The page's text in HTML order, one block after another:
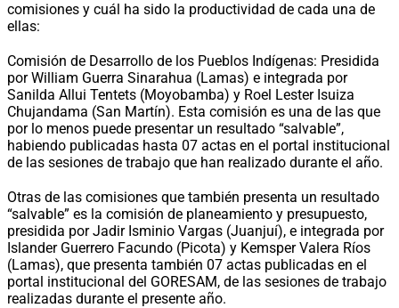
comisiones y cuál ha sido la productividad de cada una de
ellas:
Comisión de Desarrollo de los Pueblos Indígenas: Presidida
por William Guerra Sinarahua (Lamas) e integrada por
Sanilda Allui Tentets (Moyobamba) y Roel Lester Isuiza
Chujandama (San Martín). Esta comisión es una de las que
por lo menos puede presentar un resultado “salvable”,
habiendo publicadas hasta 07 actas en el portal institucional
de las sesiones de trabajo que han realizado durante el año.
Otras de las comisiones que también presenta un resultado
“salvable” es la comisión de planeamiento y presupuesto,
presidida por Jadir Isminio Vargas (Juanjuí), e integrada por
Islander Guerrero Facundo (Picota) y Kemsper Valera Ríos
(Lamas), que presenta también 07 actas publicadas en el
portal institucional del GORESAM, de las sesiones de trabajo
realizadas durante el presente año.